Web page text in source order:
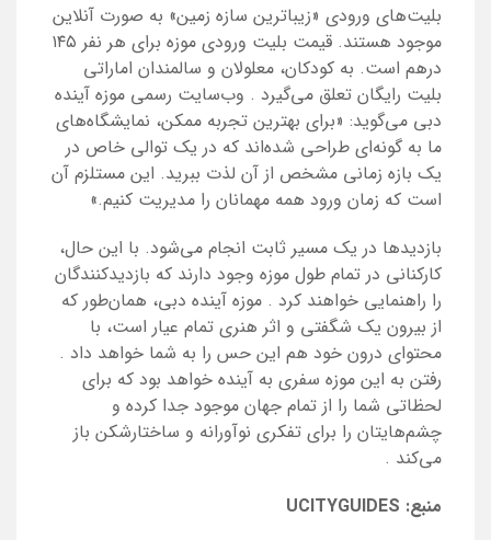
بلیت‌های ورودی «زیبا‌ترین سازه‌ زمین» به صورت آنلاین
موجود هستند. قیمت بلیت ورودی موزه برای هر نفر ۱۴۵
درهم است. به کودکان، معلولان و سالمندان اماراتی
بلیت رایگان تعلق می‌گیرد . وب‌سایت رسمی موزه آینده
دبی می‌گوید: «برای بهترین تجربه ممکن، نمایشگاه‌های
ما به گونه‌ای طراحی شده‌اند که در یک توالی خاص در
یک بازه زمانی مشخص از آن لذت ببرید. این مستلزم آن
است که زمان ورود همه مهمانان را مدیریت کنیم.»
بازدیدها در یک مسیر ثابت انجام می‌شود. با این حال،
کارکنانی در تمام طول موزه وجود دارند که بازدیدکنندگان
را راهنمایی خواهند کرد . موزه آینده دبی، همان‌طور که
از بیرون یک شگفتی و اثر هنری تمام عیار است، با
محتوای درون خود هم این حس را به شما خواهد داد .
رفتن به این موزه سفری به آینده خواهد بود که برای
لحظاتی شما را از تمام جهان موجود جدا کرده و
چشم‌هایتان را برای تفکری نوآورانه و ساختارشکن باز
می‌کند .
منبع: UCITYGUIDES